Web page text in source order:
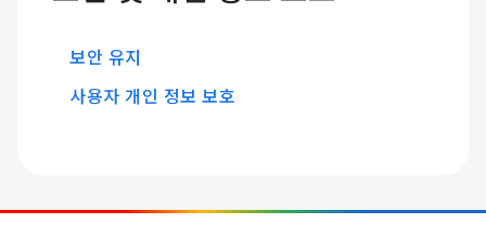
보안 유지
사용자 개인 정보 보호